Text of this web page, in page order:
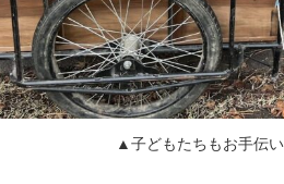
▲子どもたちもお手伝